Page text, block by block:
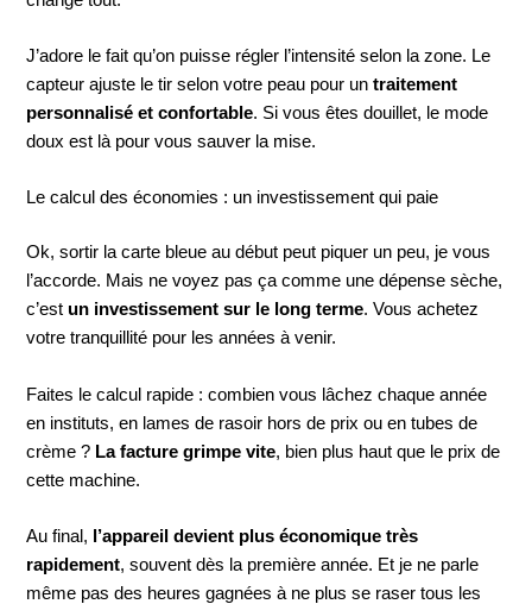
J’adore le fait qu’on puisse régler l’intensité selon la zone. Le
capteur ajuste le tir selon votre peau pour untraitement
personnalisé et confortable. Si vous êtes douillet, le mode
doux est là pour vous sauver la mise.
Le calcul des économies : un investissement qui paie
Ok, sortir la carte bleue au début peut piquer un peu, je vous
l’accorde. Mais ne voyez pas ça comme une dépense sèche,
c’est un investissement sur le long terme. Vous achetez
votre tranquillité pour les années à venir.
Faites le calcul rapide : combien vous lâchez chaque année
en instituts, en lames de rasoir hors de prix ou en tubes de
crème ? La facture grimpe vite, bien plus haut que le prix de
cette machine.
Au final,
l’appareil devient plus économique très
rapidement, souvent dès la première année. Et je ne parle
même pas des heures gagnées à ne plus se raser tous les